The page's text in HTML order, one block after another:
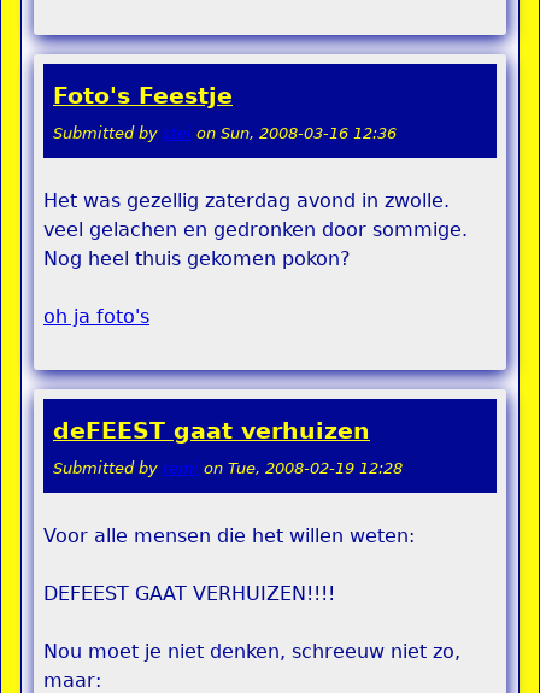
Foto's Feestje
Submitted by stel on Sun, 2008-03-16 12:36
Het was gezellig zaterdag avond in zwolle.
veel gelachen en gedronken door sommige.
Nog heel thuis gekomen pokon?
oh ja foto's
deFEEST gaat verhuizen
Submitted by remi on Tue, 2008-02-19 12:28
Voor alle mensen die het willen weten:
DEFEEST GAAT VERHUIZEN!!!!
Nou moet je niet denken, schreeuw niet zo,
maar: